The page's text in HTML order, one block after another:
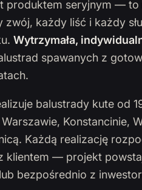
produktem seryjnym — to
każdy liść i każdy
Wytrzymała,
spawanych z
balustrady kute od
Konstancinie,
Każdą realizację
klientem — projekt
bezpośrednio z